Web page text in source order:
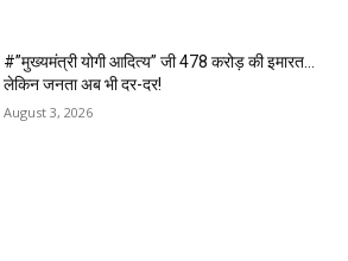
#”मुख्यमंत्री योगी आदित्य” जी 478 करोड़ की इमारत…
लेकिन जनता अब भी दर-दर!
August 3, 2026